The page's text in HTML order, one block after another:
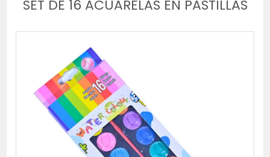
SET DE 16 ACUARELAS EN PASTILLAS